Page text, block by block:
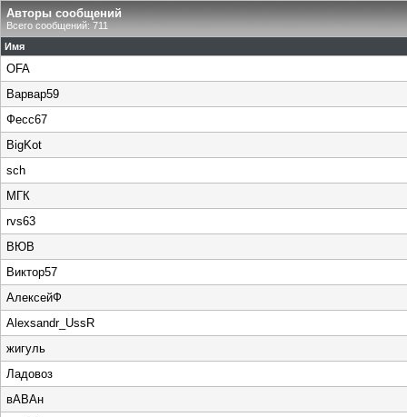
Авторы сообщений
Всего сообщений: 711
Имя
OFA
Варвар59
Фесс67
BigKot
sch
МГК
rvs63
ВЮВ
Виктор57
АлексейФ
Alexsandr_UssR
жигуль
Ладовоз
вАВАн